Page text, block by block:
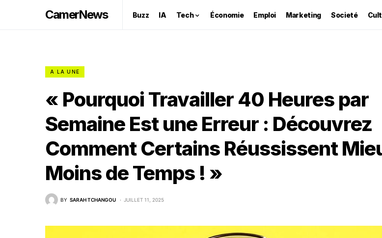
CamerNews Buzz IA Tech Économie Emploi Marketing Societé
A LA UNE
« Pourquoi Travailler 40 Heures par
Semaine Est une Erreur : Découvrez
Comment Certains Réussissent
Moins de Temps ! »
BY SARAH TCHANGOU JUILLET 11, 2025